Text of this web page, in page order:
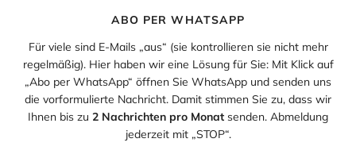
ABO PER WHATSAPP
Für viele sind E-Mails „aus“ (sie kontrollieren sie nicht mehr
regelmäßig). Hier haben wir eine Lösung für Sie: Mit Klick auf
„Abo per WhatsApp“ öffnen Sie WhatsApp und senden uns
die vorformulierte Nachricht. Damit stimmen Sie zu, dass wir
Ihnen bis zu 2 Nachrichten pro Monat senden. Abmeldung
jederzeit mit „STOP“.